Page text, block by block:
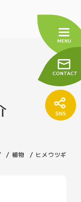
CONTACT
友の会
植物 ヒメウツギ